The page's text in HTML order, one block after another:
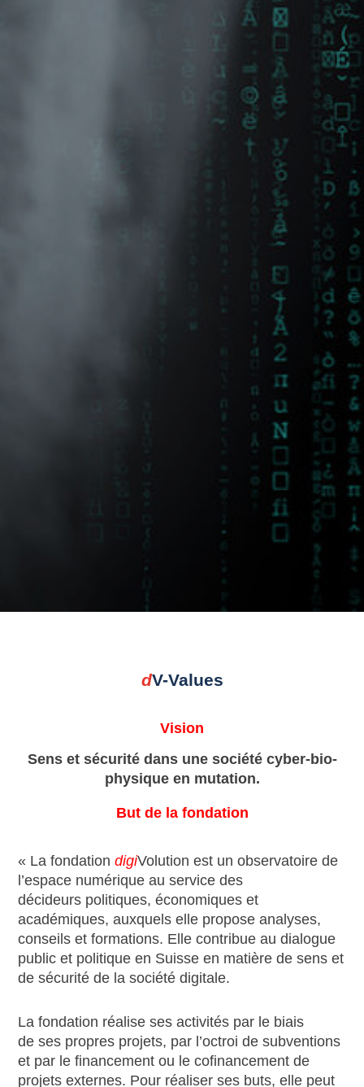
dV-Values
Vision
Sens et sécurité dans une société cyber-bio-
physique en mutation.
But de la fondation
« La fondationdigiVolution est un observatoire de
l’espace numérique au service des
décideurs politiques, économiques et
académiques, auxquels elle propose analyses,
conseils et formations. Elle contribue au dialogue
public et politique en Suisse en matière de sens et
de sécurité de la société digitale.
La fondation réalise ses activités par le biais
de ses propres projets, par l’octroi de subventions
et par le financement ou le cofinancement de
projets externes. Pour réaliser ses buts, elle peut